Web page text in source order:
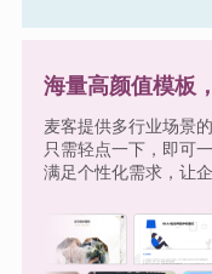
海量高颜值模板
麦客提供多行业场景
只需轻点一下，即可
满足个性化需求，让